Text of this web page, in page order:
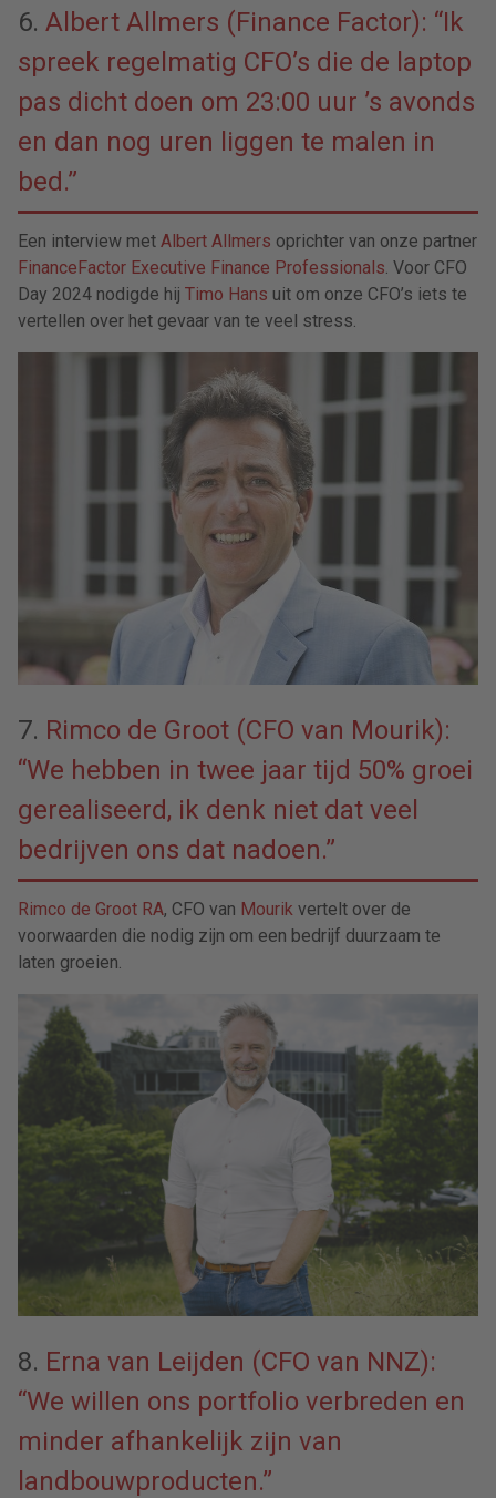
6. Albert Allmers (Finance Factor): “Ik
spreek regelmatig CFO’s die de laptop
pas dicht doen om 23:00 uur ’s avonds
en dan nog uren liggen te malen in
bed.”
Een interview met Albert Allmers oprichter van onze partner
FinanceFactor Executive Finance Professionals. Voor CFO
Day 2024 nodigde hij Timo Hans uit om onze CFO’s iets te
vertellen over het gevaar van te veel stress.
7. Rimco de Groot (CFO van Mourik):
“We hebben in twee jaar tijd 50% groei
gerealiseerd, ik denk niet dat veel
bedrijven ons dat nadoen.”
Rimco de Groot RA, CFO van Mourik vertelt over de
voorwaarden die nodig zijn om een bedrijf duurzaam te
laten groeien.
8. Erna van Leijden (CFO van NNZ):
“We willen ons portfolio verbreden en
minder afhankelijk zijn van
landbouwproducten.”